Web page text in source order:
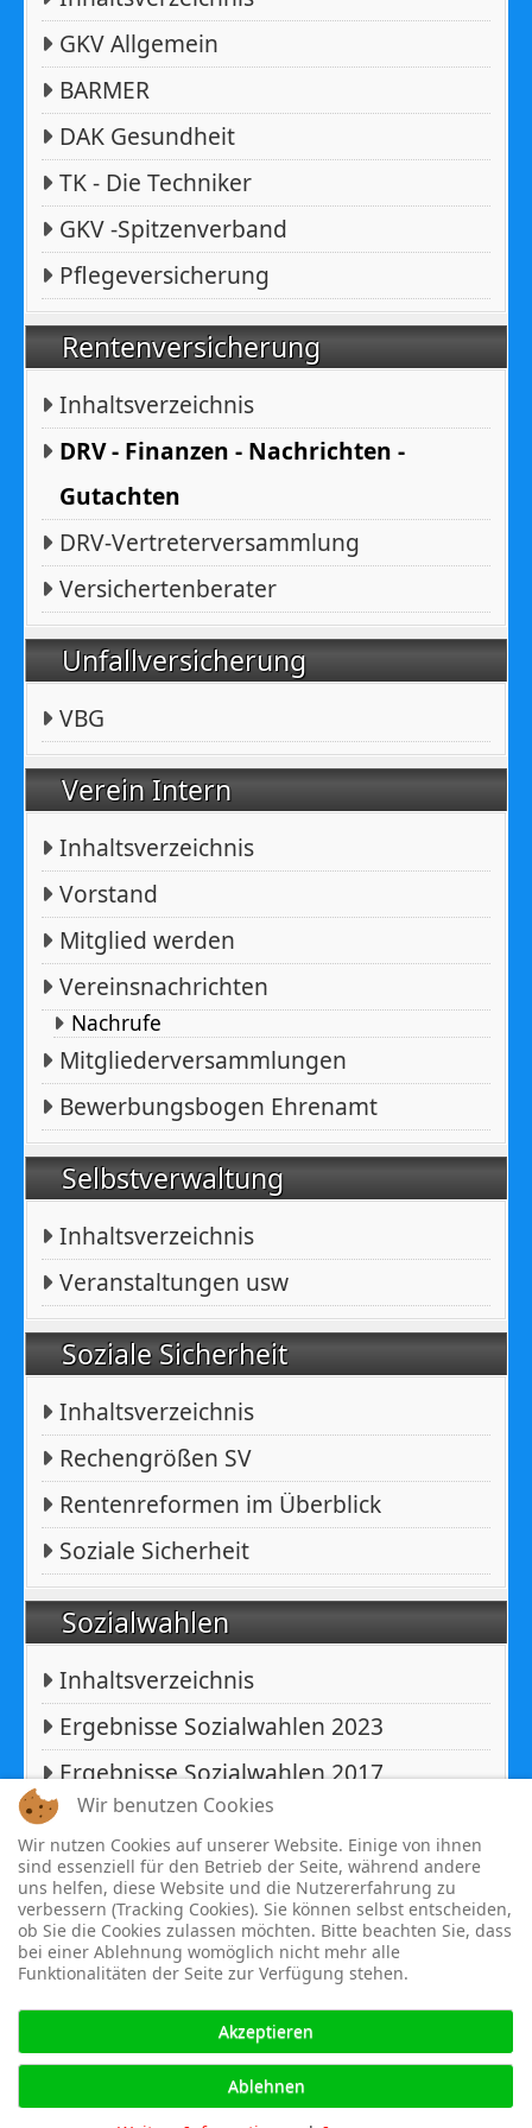
Copyright © 2026 BfA DRV - Gemeinschaft - Für eine starke
Sozialversicherung -. Alle Rechte vorbehalten.
Joomla!ist freie, unter derGNU/GPL-Lizenzveröffentlichte
Software.
↑↑↑
GKV Allgemein
BARMER
DAK Gesundheit
TK - Die Techniker
GKV -Spitzenverband
Pflegeversicherung
Rentenversicherung
Inhaltsverzeichnis
DRV - Finanzen - Nachrichten -
Gutachten
DRV-Vertreterversammlung
Versichertenberater
Unfallversicherung
VBG
Verein Intern
Inhaltsverzeichnis
Vorstand
Mitglied werden
Vereinsnachrichten
Nachrufe
Mitgliederversammlungen
Bewerbungsbogen Ehrenamt
Selbstverwaltung
Inhaltsverzeichnis
Veranstaltungen usw
Soziale Sicherheit
Inhaltsverzeichnis
Rechengrößen SV
Rentenreformen im Überblick
Soziale Sicherheit
Sozialwahlen
Inhaltsverzeichnis
Ergebnisse Sozialwahlen 2023
Ergebnisse Sozialwahlen 2017
Ergebnisse Sozialwahlen 2011
Wir benutzen Cookies
Wir nutzen Cookies auf unserer Website. Einige von ihnen
sind essenziell für den Betrieb der Seite, während andere
uns helfen, diese Website und die Nutzererfahrung zu
verbessern (Tracking Cookies). Sie können selbst entscheiden,
ob Sie die Cookies zulassen möchten. Bitte beachten Sie, dass
bei einer Ablehnung womöglich nicht mehr alle
Funktionalitäten der Seite zur Verfügung stehen.
Akzeptieren
Ablehnen